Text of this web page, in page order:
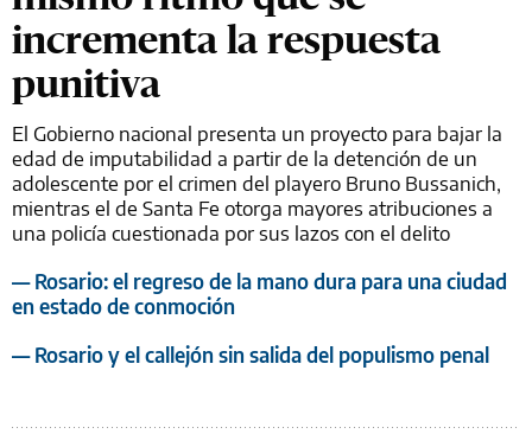
incrementa la respuesta
punitiva
El Gobierno nacional presenta un proyecto para bajar la
edad de imputabilidad a partir de la detención de un
adolescente por el crimen del playero Bruno Bussanich,
mientras el de Santa Fe otorga mayores atribuciones a
una policía cuestionada por sus lazos con el delito
— Rosario: el regreso de la mano dura para una ciudad
en estado de conmoción
— Rosario y el callejón sin salida del populismo penal